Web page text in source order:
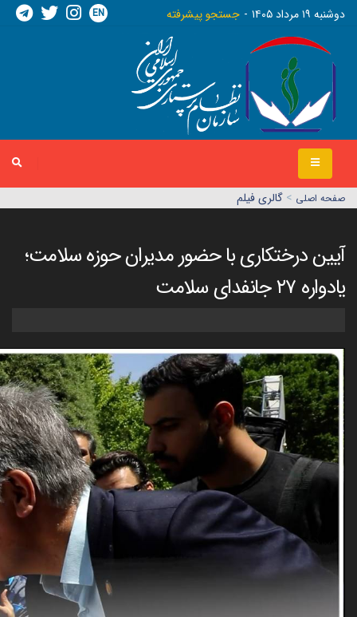
دوشنبه ١٩ مرداد ١٤٠٥ جستجو پیشرفته EN
صفحه اصلي > گالری فیلم
آیین درختکاری با حضور مدیران حوزه سلامت؛
یادواره ۲۷ جانفدای سلامت